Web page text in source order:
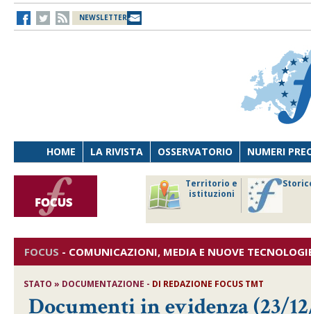
NEWSLETTER
HOME LA RIVISTA OSSERVATORIO NUMERI
Territorio e
istituzioni
FOCUS - COMUNICAZIONI, MEDIA E NUOVE
STATO » DOCUMENTAZIONE - DI REDAZIONE FOCUS TMT
Documenti in evidenza (23/